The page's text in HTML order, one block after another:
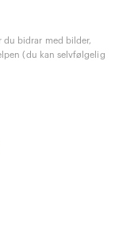
du bidrar med bilder,
(du kan selvfølgelig